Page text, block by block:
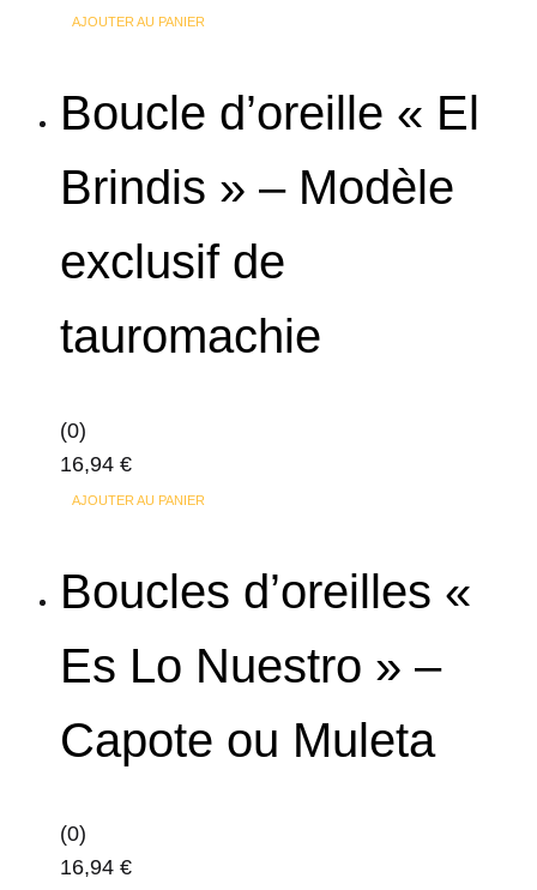
AJOUTER AU PANIER
Boucle d’oreille « El
Brindis » – Modèle
exclusif de
tauromachie
(0)
16,94 €
AJOUTER AU PANIER
Boucles d’oreilles «
Es Lo Nuestro » –
Capote ou Muleta
(0)
16,94 €